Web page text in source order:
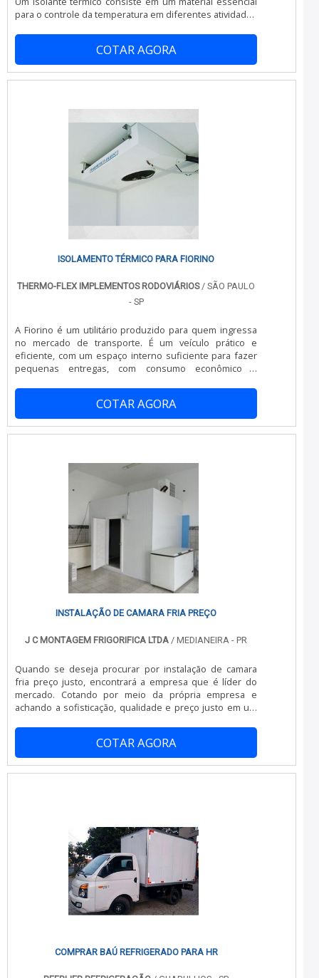
despercebidos e podem gerar prejuízo futuros para os
clientes.É por esta razão que a China Refrigeração é
uma empresa que preza pela segurança quando
falamos de empresas do segmento de refrigeração para
transporte refrigerado. O foco é entregar a satisfação da
venda à entrega final, com foco total na qualidade.A
busca refrigeração para transporte refrigerado.
Prezando pelo que há de mais moderno, traz inovações
e variedades em refrigeração e ar condicionado e
manutenção preventiva câmara fria com ótima qualidade
e proteção.Com o objetivo de trazer a satisfação a todos
os clientes, a empresa entende que seu melhor
destaque é conquistar a confiança de cada um. Tudo
China Refrigeração é uma empresa que tem sido
apontada de forma positiva no mercado por toda
seriedade e qualidade o que comprova sua essência de
trazer o melhor aos clientes no mercado.
para o controle da temperatura em diferentes atividades
Mas o isolamento térmico pode ser aplicado em outras
áreas. Empresas que fabricam/fornecem produtos
perecíveis também contam com a função de isolamento
térmico para poder realizar o transporte de produtos
COTAR AGORA
ISOLAMENTO TÉRMICO PARA FIORINO
THERMO-FLEX IMPLEMENTOS RODOVIÁRIOS/ SÃO PAULO
- SP
A Fiorino é um utilitário produzido para quem ingressa
no mercado de transporte. É um veículo prático e
eficiente, com um espaço interno suficiente para fazer
pequenas entregas, com consumo econômico e
fiorino é uma opção rentável e inteligente, pois abrange
todos os segmentos de distribuição e transporte,
aumentando o valor do frete final e a quantidade de
entregas, principalmente para quem é
COTAR AGORA
INSTALAÇÃO DE CAMARA FRIA PREÇO
J C MONTAGEM FRIGORIFICA LTDA / MEDIANEIRA - PR
Quando se deseja procurar por instalação de camara
fria preço justo, encontrará a empresa que é líder do
mercado. Cotando por meio da própria empresa e
achando a sofisticação, qualidade e preço justo em um
CAMARA FRIA PREÇOQuem quer achar instalação de
camara fria preço acessível e em uma empresa
responsável, vai até o site da JC Montagem Frigorífica. A
empresa trabalha com desmontagem de câmaras
produtos e serviços com ótima qualidade e precisão,
detalhes primordiais que são deixados de lado por
muitas empresas que não focam na fidelização do
cliente.Existem muitas formas diferentes de demonstrar
conhecimento e autoridade em sua área de atuação. Os
motivos pelos quais a JC Montagem Frigorífica é a melhor
escolha sempre que precisar de instalação de camara
Segura. A MELHOR EMPRESA NO SEGMENTONa JC
COTAR AGORA
COMPRAR BAÚ REFRIGERADO PARA HR